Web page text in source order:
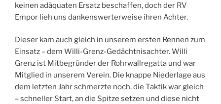
keinen adäquaten Ersatz beschaffen, doch der RV
Empor lieh uns dankenswerterweise ihren Achter.
Dieser kam auch gleich in unserem ersten Rennen zum
Einsatz – dem Willi-Grenz-Gedächtnisachter. Willi
Grenz ist Mitbegründer der Rohrwallregatta und war
Mitglied in unserem Verein. Die knappe Niederlage aus
dem letzten Jahr schmerzte noch, die Taktik war gleich
– schneller Start, an die Spitze setzen und diese nicht